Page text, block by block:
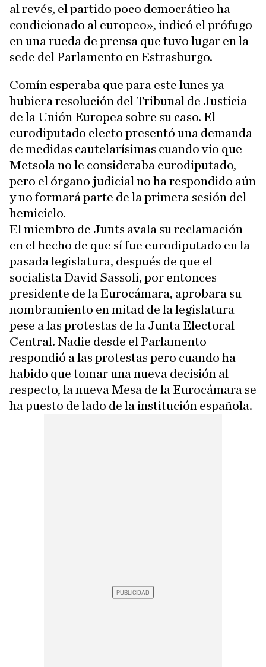
al revés, el partido poco democrático ha
condicionado al europeo», indicó el prófugo
en una rueda de prensa que tuvo lugar en la
sede del Parlamento en Estrasburgo.
Comín esperaba que para este lunes ya
hubiera resolución del Tribunal de Justicia
de la Unión Europea sobre su caso. El
eurodiputado electo presentó una demanda
de medidas cautelarísimas cuando vio que
Metsola no le consideraba eurodiputado,
pero el órgano judicial no ha respondido aún
y no formará parte de la primera sesión del
hemiciclo.
El miembro de Junts avala su reclamación
en el hecho de que sí fue eurodiputado en la
pasada legislatura, después de que el
socialista David Sassoli, por entonces
presidente de la Eurocámara, aprobara su
nombramiento en mitad de la legislatura
pese a las protestas de la Junta Electoral
Central. Nadie desde el Parlamento
respondió a las protestas pero cuando ha
habido que tomar una nueva decisión al
respecto, la nueva Mesa de la Eurocámara se
ha puesto de lado de la institución española.